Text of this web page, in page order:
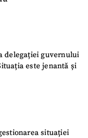
delegației guvernului
este jenantă și
situației